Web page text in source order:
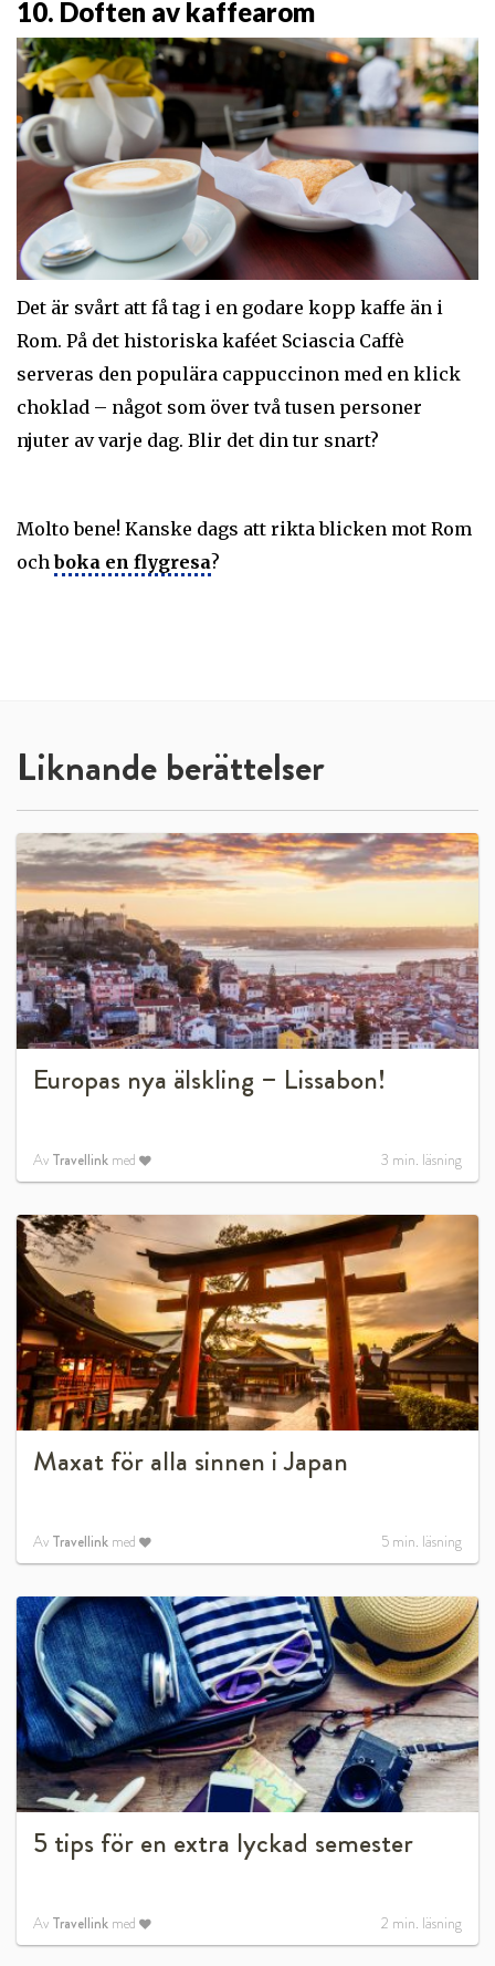
10. Doften av kaffearom
Det är svårt att få tag i en godare kopp kaffe än i
Rom. På det historiska kaféet Sciascia Caffè
serveras den populära cappuccinon med en klick
choklad – något som över två tusen personer
njuter av varje dag. Blir det din tur snart?
Molto bene! Kanske dags att rikta blicken mot Rom
ochboka en flygresa?
Liknande berättelser
Europas nya älskling – Lissabon!
Av Travellink med 3 min. läsning
Maxat för alla sinnen i Japan
Av Travellink med 5 min. läsning
5 tips för en extra lyckad semester
Av Travellink med 2 min. läsning